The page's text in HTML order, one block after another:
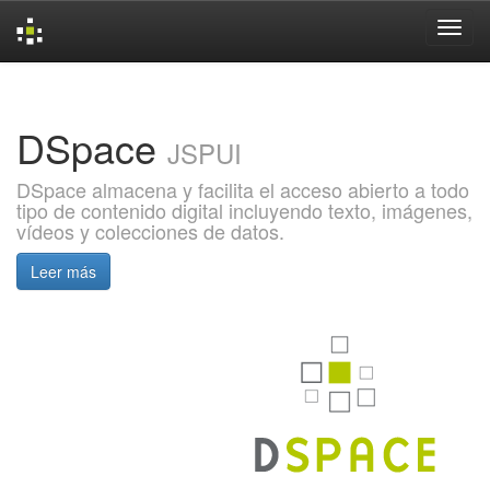
DSpace JSPUI
DSpace almacena y facilita el acceso abierto a todo
tipo de contenido digital incluyendo texto, imágenes,
vídeos y colecciones de datos.
Leer más